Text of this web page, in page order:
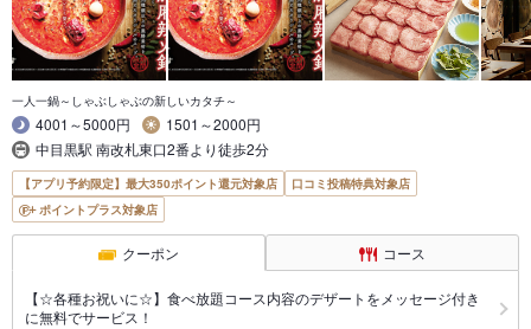
一人一鍋～しゃぶしゃぶの新しいカタチ～
4001～5000円
1501～2000円
中目黒駅 南改札東口2番より徒歩2分
【アプリ予約限定】最大350ポイント還元対象店
口コミ投稿特典対象店
ポイントプラス対象店
クーポン コース
【☆各種お祝いに☆】食べ放題コース内容のデザートをメッセージ付き
に無料でサービス！